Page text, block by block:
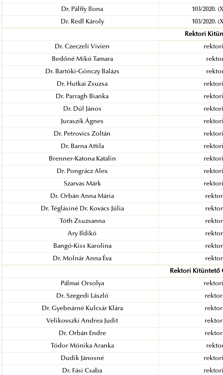
Dr. Pálffy Ilona 103/2020.
Dr. Redl Károly 103/2020.
Rektori
Dr. Czeczeli Vivien rektori
Bedőné Mikó Tamara
Dr. Bartóki-Gönczy Balázs
Dr. Hutkai Zsuzsa rektori
Dr. Parragh Bianka rektori
Dr. Dúl János rektori
Juraszik Ágnes rektori
Dr. Petrovics Zoltán rektori
Dr. Barna Attila rektori
Brenner-Katona Katalin rektori
Dr. Pongrácz Alex rektori
Szarvas Márk rektori
Dr. Orbán Anna Mária
Dr. Téglásiné Dr. Kovács Júlia
Tóth Zsuzsanna
Ary Ildikó
Bangó-Kiss Karolina
Dr. Molnár Anna Éva
Rektori Kitüntető
Pálmai Orsolya rektori
Dr. Szegedi László
Dr. Gyebnárné Kulcsár Klára
Velikovszki Andrea Judit
Dr. Orbán Endre
Tódor Mónika Aranka
Dudik Jánosné rektori
Dr. Fási Csaba rektori